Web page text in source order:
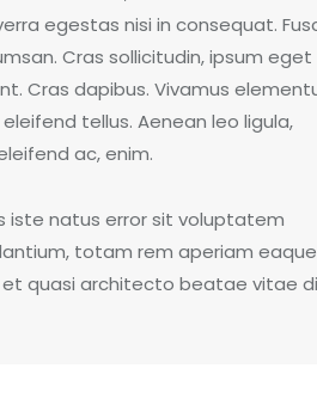
egestas nisi in consequat.
Cras sollicitudin, ipsum eget
Cras dapibus. Vivamus
tellus. Aenean leo ligula,
ac, enim.
iste natus error sit voluptatem
totam rem aperiam
quasi architecto beatae vitae